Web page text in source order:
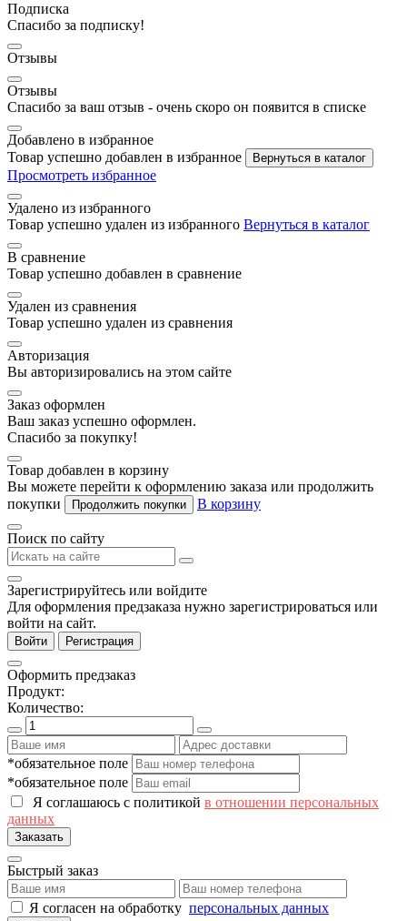
Подписка
Спасибо за подписку!
Отзывы
Отзывы
Спасибо за ваш отзыв - очень скоро он появится в списке
Добавлено в избранное
Товар успешно добавлен в избранное
Вернуться в каталог
Просмотреть избранное
Удалено из избранного
Товар успешно удален из избранного Вернуться в каталог
В сравнение
Товар успешно добавлен в сравнение
Удален из сравнения
Товар успешно удален из сравнения
Авторизация
Вы авторизировались на этом сайте
Заказ оформлен
Ваш заказ успешно оформлен.
Спасибо за покупку!
Товар добавлен в корзину
Вы можете перейти к оформлению заказа или продолжить
покупки
Продолжить покупки В корзину
Поиск по сайту
Зарегистрируйтесь или войдите
Для оформления предзаказа нужно зарегистрироваться или
войти на сайт.
Войти Регистрация
Оформить предзаказ
Продукт:
Количество:
*обязательное поле
*обязательное поле
Я соглашаюсь с политикой в отношении персональных
данных
Заказать
Быстрый заказ
Я согласен на обработку персональных данных